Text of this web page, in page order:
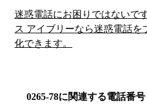
迷惑電話にお困りではないで
ス アイブリーなら迷惑電話を
化できます。
0265-78に関連する電話番号